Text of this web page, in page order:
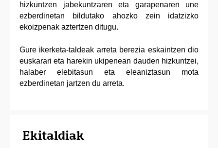
hizkuntzen jabekuntzaren eta garapenaren une
ezberdinetan bildutako ahozko zein idatzizko
ekoizpenak aztertzen ditugu.
Gure ikerketa-taldeak arreta berezia eskaintzen dio
euskarari eta harekin ukipenean dauden hizkuntzei,
halaber elebitasun eta eleaniztasun mota
ezberdinetan jartzen du arreta.
Ekitaldiak